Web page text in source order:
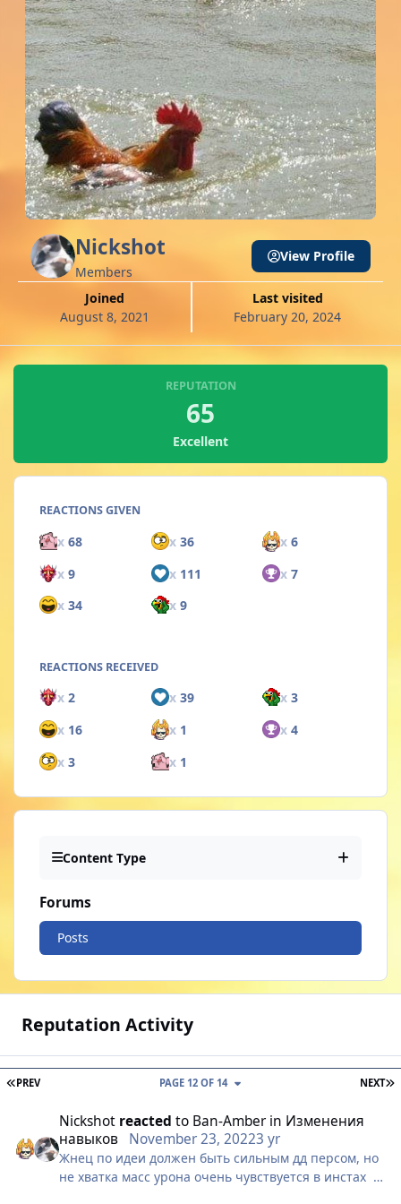
Nickshot
Members
Joined
August 8, 2021
Last visited
February 20, 2024
View Profile
REPUTATION
65
Excellent
REACTIONS GIVEN
x 68 x36 x 6
x 9 x111 x 7
x 34 x9
REACTIONS RECEIVED
x 2 x39 x 3
x 16 x1 x 4
x 3 x1
Content Type
Forums
Posts
Reputation Activity
FIRST PAGE
PREV NEXT
PAGE 12 OF 14
Nickshot reacted to Ban-Amber in Изменения
навыков
November 23, 20223 yr
Жнец по идеи должен быть сильным дд персом, но
не хватка масс урона очень чувствуется в инстах